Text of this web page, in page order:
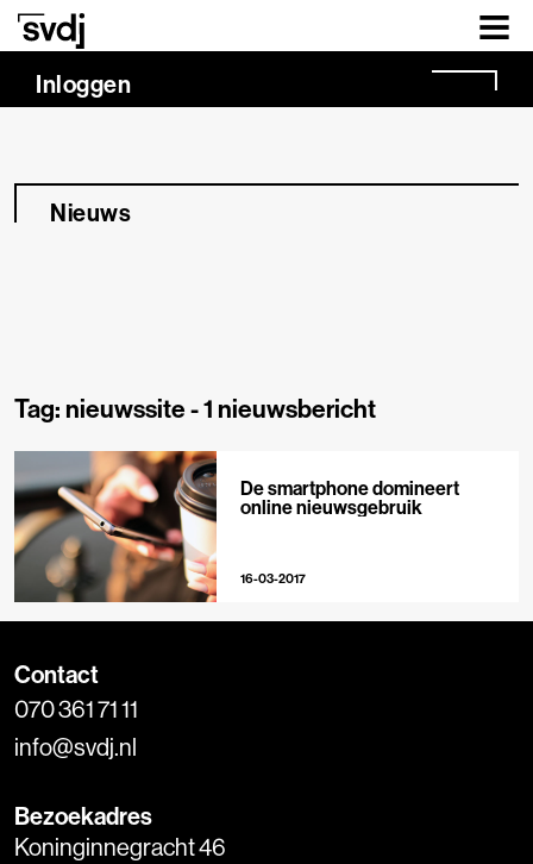
Naar hoofdinhoud
Inloggen
Nieuws
Tag: nieuwssite -1 nieuwsbericht
De smartphone domineert
online nieuwsgebruik
16-03-2017
Contact
070 361 71 11
info@svdj.nl
Bezoekadres
Koninginnegracht 46